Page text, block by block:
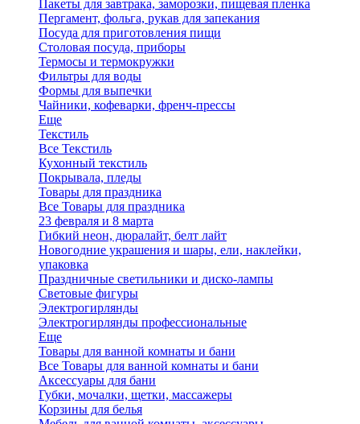
Пакеты для завтрака, заморозки, пищевая пленка
Пергамент, фольга, рукав для запекания
Посуда для приготовления пищи
Столовая посуда, приборы
Термосы и термокружки
Фильтры для воды
Формы для выпечки
Чайники, кофеварки, френч-прессы
Еще
Текстиль
Все Текстиль
Кухонный текстиль
Покрывала, пледы
Товары для праздника
Все Товары для праздника
23 февраля и 8 марта
Гибкий неон, дюралайт, белт лайт
Новогодние украшения и шары, ели, наклейки,
упаковка
Праздничные светильники и диско-лампы
Световые фигуры
Электрогирлянды
Электрогирлянды профессиональные
Еще
Товары для ванной комнаты и бани
Все Товары для ванной комнаты и бани
Аксессуары для бани
Губки, мочалки, щетки, массажеры
Корзины для белья